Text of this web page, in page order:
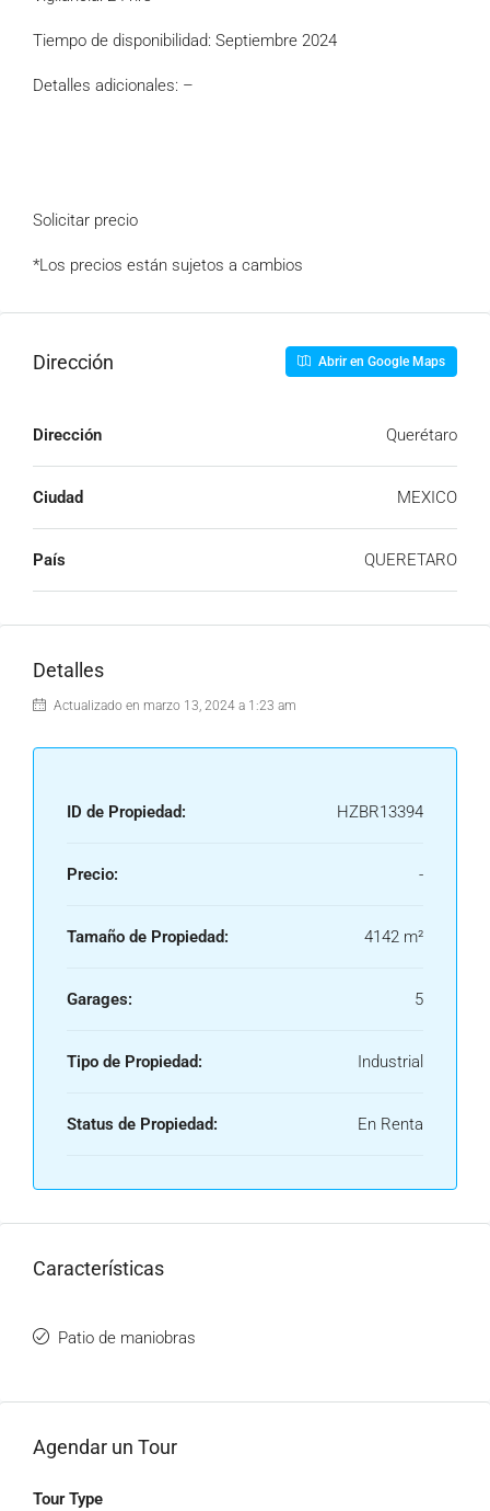
Tiempo de disponibilidad: Septiembre 2024
Detalles adicionales: –
Solicitar precio
*Los precios están sujetos a cambios
Dirección Abrir en Google Maps
Dirección Querétaro
Ciudad MEXICO
País QUERETARO
Detalles
Actualizado en marzo 13, 2024 a 1:23 am
ID de Propiedad: HZBR13394
Precio: -
Tamaño de Propiedad: 4142 m²
Garages: 5
Tipo de Propiedad: Industrial
Status de Propiedad: En Renta
Características
Patio de maniobras
Agendar un Tour
Tour Type